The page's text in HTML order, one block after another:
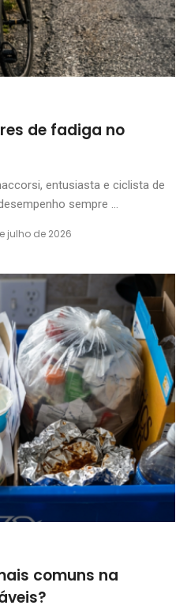
de fadiga no
entusiasta e ciclista de
sempre ...
julho de 2026
comuns na